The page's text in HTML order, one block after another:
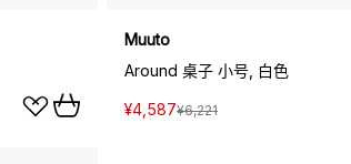
Muuto
Around 桌子 小号, 白色
¥4,587¥6,221